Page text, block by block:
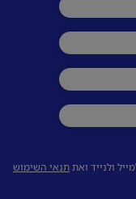
ולנייד ואתתנאי השימוש